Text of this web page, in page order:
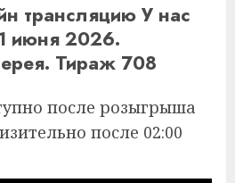
трансляцию У нас
июня 2026.
Тираж 708
после розыгрыша
после 02:00